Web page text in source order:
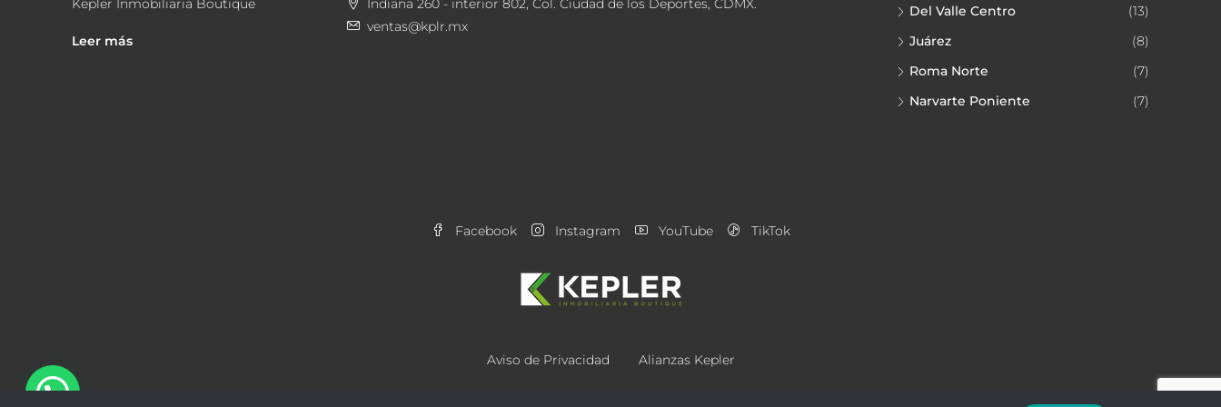
Kepler Inmobiliaria Boutique
Leer más
Indiana 260 - interior 802, Col. Ciudad de los Deportes, CDMX.
ventas@kplr.mx
Del Valle Centro
(13)
Juárez
(8)
Roma Norte
(7)
Narvarte Poniente
(7)
Facebook Instagram YouTube TikTok
Aviso de Privacidad Alianzas Kepler